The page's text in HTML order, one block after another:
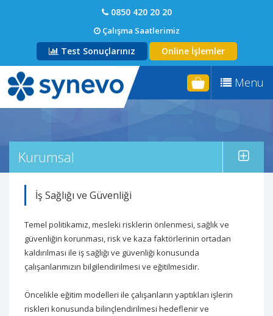
0850 420 20 20
Çalışma Saatlerimiz
Test Sonuçlarınız Online İşlemler
Menu
Kurumsal
İş Sağlığı ve Güvenliği
Temel politikamız, mesleki risklerin önlenmesi, sağlık ve
güvenliğin korunması, risk ve kaza faktörlerinin ortadan
kaldırılması ile iş sağlığı ve güvenliği konusunda
çalışanlarımızın bilgilendirilmesi ve eğitilmesidir.
Öncelikle eğitim modelleri ile çalışanların yaptıkları işlerin
riskleri konusunda bilinçlendirilmesi hedeflenir ve